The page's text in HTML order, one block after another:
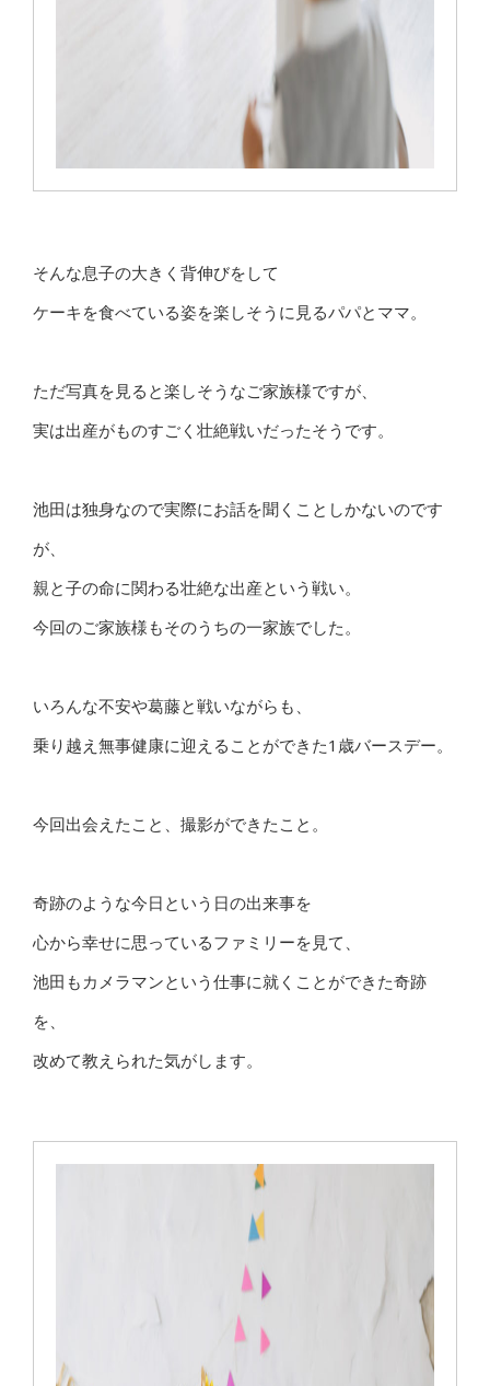
そんな息子の大きく背伸びをして
ケーキを食べている姿を楽しそうに見るパパとママ。
ただ写真を見ると楽しそうなご家族様ですが、
実は出産がものすごく壮絶戦いだったそうです。
池田は独身なので実際にお話を聞くことしかないのです
が、
親と子の命に関わる壮絶な出産という戦い。
今回のご家族様もそのうちの一家族でした。
いろんな不安や葛藤と戦いながらも、
乗り越え無事健康に迎えることができた1歳バースデー。
今回出会えたこと、撮影ができたこと。
奇跡のような今日という日の出来事を
心から幸せに思っているファミリーを見て、
池田もカメラマンという仕事に就くことができた奇跡
を、
改めて教えられた気がします。